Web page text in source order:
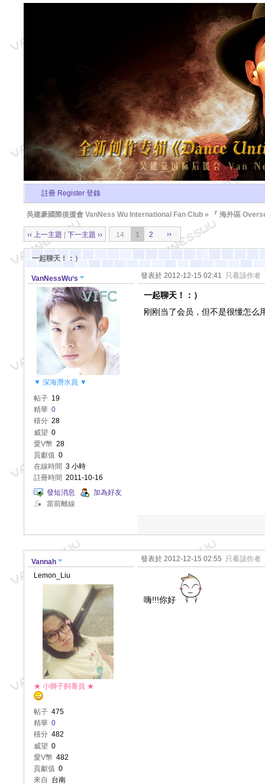
註冊 Register 登錄
吳建豪國際後援會 VanNess Wu International Fan Club » 『 海外區
‹‹ 上一主題 下一主題 ›› 14 1 2 ››
一起聊天！：）
VanNessWu‘s
▼ 深海潛水員 ▼
帖子 19
精華 0
積分 28
威望 0
愛V幣 28
貢獻值 0
在線時間 3 小時
註冊時間 2011-10-16
發短消息
加為好友
當前離線
發表於 2012-12-15 02:41 只看該作者
一起聊天！：）
刚刚当了会员，但不是很懂怎么
Vannah
Lemon_Liu
★ 小獅子飼養員 ★
帖子 475
精華 0
積分 482
威望 0
愛V幣 482
貢獻值 0
來自
台南
發表於 2012-12-15 02:55 只看該作者
嗨!!!你好